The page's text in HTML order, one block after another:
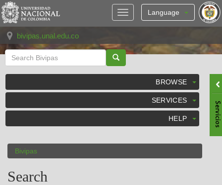
Skip
navigation
Language
bivipas.unal.edu.co
BROWSE
SERVICES
HELP
Bivipas
Search